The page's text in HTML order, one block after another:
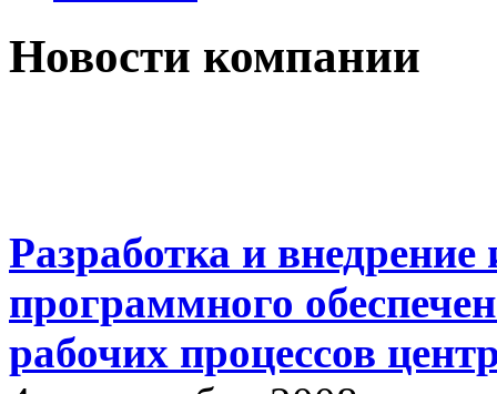
Новости компании
Разработка и
программного
рабочих процессов